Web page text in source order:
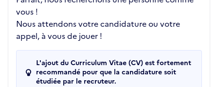
vous !
Nous attendons votre candidature ou votre
appel, à vous de jouer !
L'ajout du Curriculum Vitae (CV) est fortement
recommandé pour que la candidature soit
étudiée par le recruteur.